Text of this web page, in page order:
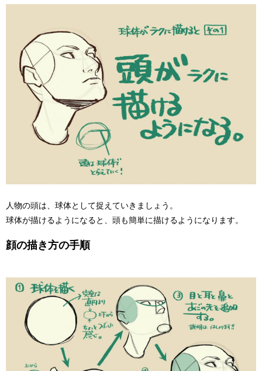
人物の頭は、球体として捉えていきましょう。
球体が描けるようになると、頭も簡単に描けるようになります。
顔の描き方の手順